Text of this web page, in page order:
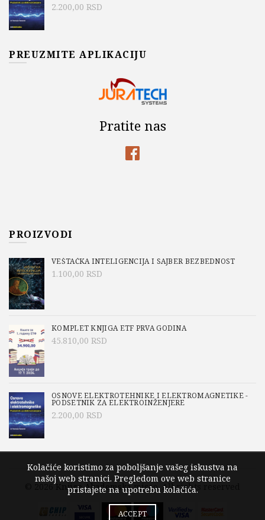
2.200,00 RSD
PREUZMITE APLIKACIJU
Pratite nas
PROIZVODI
VEŠTAČKA INTELIGENCIJA I SAJBER BEZBEDNOST
1.100,00 RSD
KOMPLET KNJIGA ETF PRVA GODINA
45.810,00 RSD
OSNOVE ELEKTROTEHNIKE I ELEKTROMAGNETIKE -
PODSETNIK ZA ELEKTROINŽENJERE
2.200,00 RSD
© 2026 Knjige Akademska misao. All rights reserved
Kolačiće koristimo za poboljšanje vašeg iskustva na
našoj web stranici. Pregledom ove web stranice
pristajete na upotrebu kolačića.
ACCEPT